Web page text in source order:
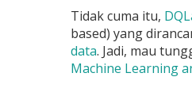
Tidak cuma itu,
based) yang
data. Jadi, mau
Machine Learning